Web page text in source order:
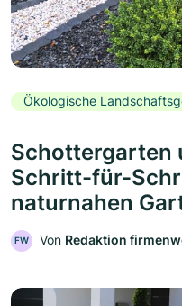
Ökologische
Schottergarten
Schritt-für-
naturnahen
FW Von Redaktion